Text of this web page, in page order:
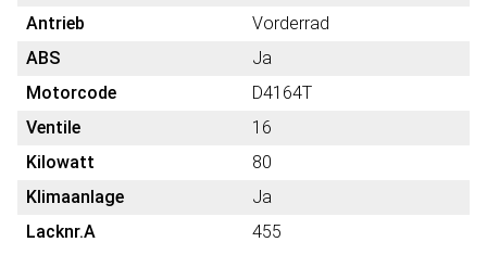
Antrieb
Vorderrad
ABS
Ja
Motorcode
D4164T
Ventile
16
Kilowatt
80
Klimaanlage
Ja
Lacknr.A
455